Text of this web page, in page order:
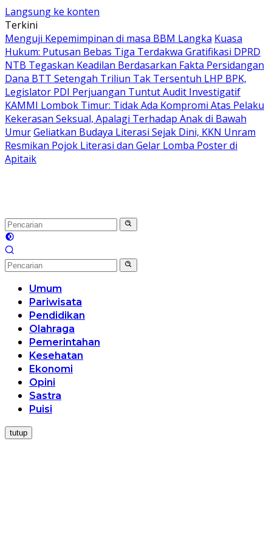
Langsung ke konten
Terkini
Menguji Kepemimpinan di masa BBM Langka Kuasa
Hukum: Putusan Bebas Tiga Terdakwa Gratifikasi DPRD
NTB Tegaskan Keadilan Berdasarkan Fakta Persidangan
Dana BTT Setengah Triliun Tak Tersentuh LHP BPK,
Legislator PDI Perjuangan Tuntut Audit Investigatif
KAMMI Lombok Timur: Tidak Ada Kompromi Atas Pelaku
Kekerasan Seksual, Apalagi Terhadap Anak di Bawah
UmurGeliatkan Budaya Literasi Sejak Dini, KKN Unram
Resmikan Pojok Literasi dan Gelar Lomba Poster di
Apitaik
Umum
Pariwisata
Pendidikan
Olahraga
Pemerintahan
Kesehatan
Ekonomi
Opini
Sastra
Puisi
tutup